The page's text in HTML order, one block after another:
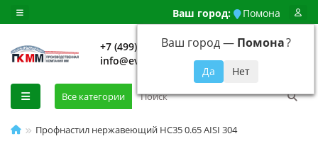
Ваш город: Помона
Ваш город — Помона?
+7 (499) 648-92-94
info@evroshtaketnikmoskva.ru
Все категории
Профнастил нержавеющий НС35 0.65 AISI 304